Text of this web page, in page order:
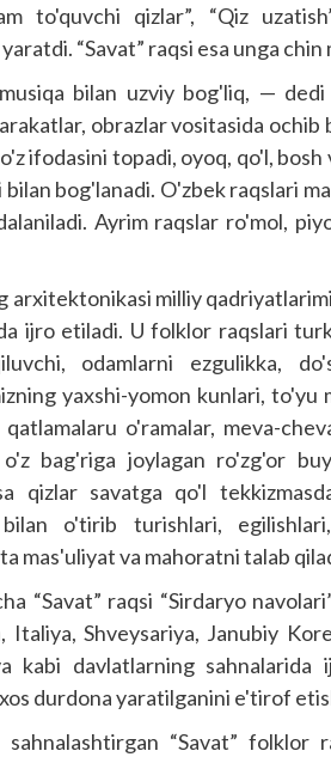
to'quvchi qizlar”, “Qiz
“Savat” raqsi esa unga
bilan uzviy bog'liq, —
obrazlar vositasida ochib
ifodasini topadi, oyoq, qo'l,
bog'lanadi. O'zbek raqslari
Ayrim raqslar ro'mol,
arxitektonikasi milliy
ijro etiladi. U folklor raqslari
odamlarni ezgulikka,
yaxshi-yomon kunlari, to'yu
o'ramalar, meva-
o'z bag'riga joylagan ro'zg'or
qizlar savatga qo'l
o'tirib turishlari,
mas'uliyat va mahoratni talab
“Savat” raqsi “Sirdaryo
Italiya, Shveysariya, Janubiy
kabi davlatlarning
durdona yaratilganini e'tirof
“Savat” folklor